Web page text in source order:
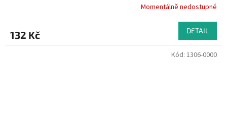
Momentálně nedostupné
132 Kč DETAIL
Kód: 1306-0000